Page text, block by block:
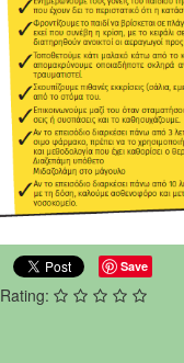
Save
Rating: